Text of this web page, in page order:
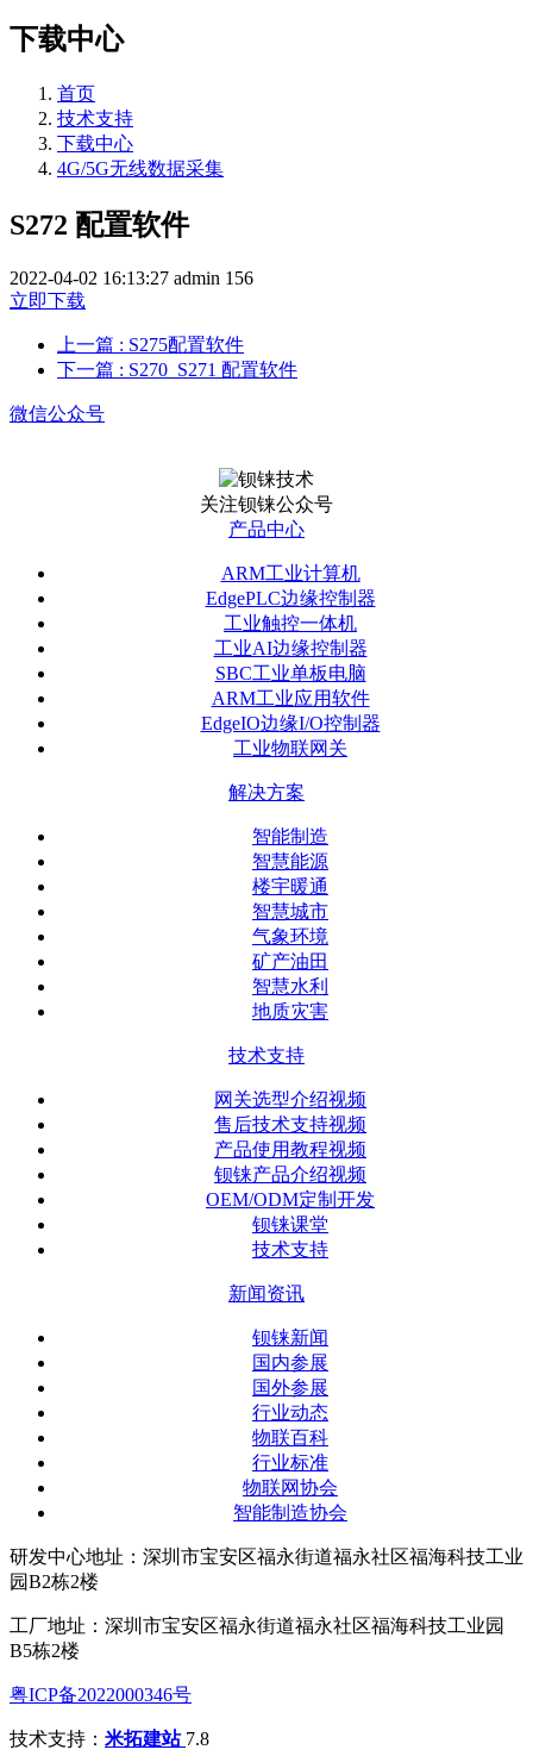
下载中心
首页
技术支持
下载中心
4G/5G无线数据采集
S272 配置软件
2022-04-02 16:13:27 admin 156
立即下载
上一篇 : S275配置软件
下一篇 : S270_S271 配置软件
微信公众号
关注钡铼公众号
产品中心
ARM工业计算机
EdgePLC边缘控制器
工业触控一体机
工业AI边缘控制器
SBC工业单板电脑
ARM工业应用软件
EdgeIO边缘I/O控制器
工业物联网关
解决方案
智能制造
智慧能源
楼宇暖通
智慧城市
气象环境
矿产油田
智慧水利
地质灾害
技术支持
网关选型介绍视频
售后技术支持视频
产品使用教程视频
钡铼产品介绍视频
OEM/ODM定制开发
钡铼课堂
技术支持
新闻资讯
钡铼新闻
国内参展
国外参展
行业动态
物联百科
行业标准
物联网协会
智能制造协会
研发中心地址：深圳市宝安区福永街道福永社区福海科技工业
园B2栋2楼
工厂地址：深圳市宝安区福永街道福永社区福海科技工业园
B5栋2楼
粤ICP备2022000346号
技术支持： 米拓建站 7.8